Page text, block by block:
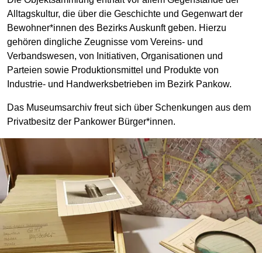
Alltagskultur, die über die Geschichte und Gegenwart der
Bewohner*innen des Bezirks Auskunft geben. Hierzu
gehören dingliche Zeugnisse vom Vereins- und
Verbandswesen, von Initiativen, Organisationen und
Parteien sowie Produktionsmittel und Produkte von
Industrie- und Handwerksbetrieben im Bezirk Pankow.
Das Museumsarchiv freut sich über Schenkungen aus dem
Privatbesitz der Pankower Bürger*innen.